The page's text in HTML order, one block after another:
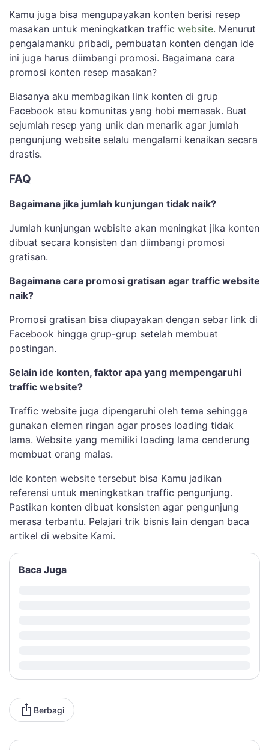
Kamu juga bisa mengupayakan konten berisi resep
masakan untuk meningkatkan traffic website. Menurut
pengalamanku pribadi, pembuatan konten dengan ide
ini juga harus diimbangi promosi. Bagaimana cara
promosi konten resep masakan?
Biasanya aku membagikan link konten di grup
Facebook atau komunitas yang hobi memasak. Buat
sejumlah resep yang unik dan menarik agar jumlah
pengunjung website selalu mengalami kenaikan secara
drastis.
FAQ
Bagaimana jika jumlah kunjungan tidak naik?
Jumlah kunjungan webisite akan meningkat jika konten
dibuat secara konsisten dan diimbangi promosi
gratisan.
Bagaimana cara promosi gratisan agar traffic website
naik?
Promosi gratisan bisa diupayakan dengan sebar link di
Facebook hingga grup-grup setelah membuat
postingan.
Selain ide konten, faktor apa yang mempengaruhi
traffic website?
Traffic website juga dipengaruhi oleh tema sehingga
gunakan elemen ringan agar proses loading tidak
lama. Website yang memiliki loading lama cenderung
membuat orang malas.
Ide konten website tersebut bisa Kamu jadikan
referensi untuk meningkatkan traffic pengunjung.
Pastikan konten dibuat konsisten agar pengunjung
merasa terbantu. Pelajari trik bisnis lain dengan baca
artikel di website Kami.
Baca Juga
Berbagi